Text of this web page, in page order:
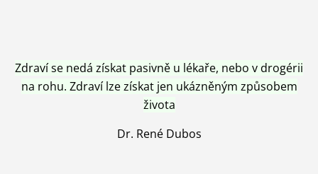
Zdraví se nedá získat pasivně u lékaře, nebo v drogérii
na rohu. Zdraví lze získat jen ukázněným způsobem
života
Dr. René Dubos